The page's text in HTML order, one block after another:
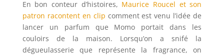
En bon conteur d’histoires, Maurice Roucel et son
patron racontent en clip comment est venu l’idée de
lancer un parfum que Momo portait dans les
couloirs de la maison. Lorsqu’on a snifé la
dégueulasserie que représente la fragrance, on